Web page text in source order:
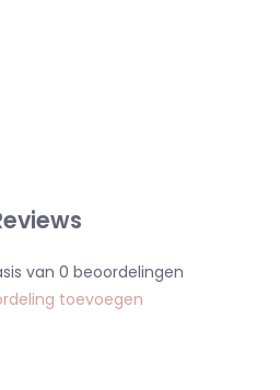
van 0 beoordelingen
toevoegen